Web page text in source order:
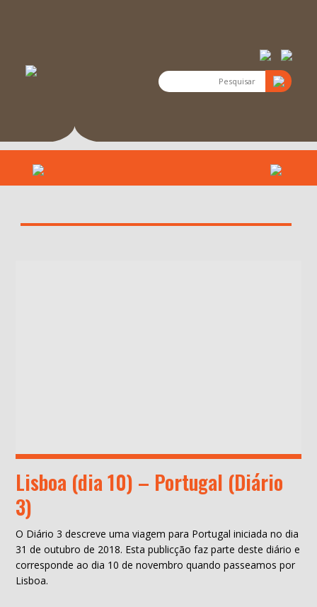
Lisboa (dia 10) – Portugal (Diário
3)
O Diário 3 descreve uma viagem para Portugal iniciada no dia
31 de outubro de 2018. Esta publicção faz parte deste diário e
corresponde ao dia 10 de novembro quando passeamos por
Lisboa.